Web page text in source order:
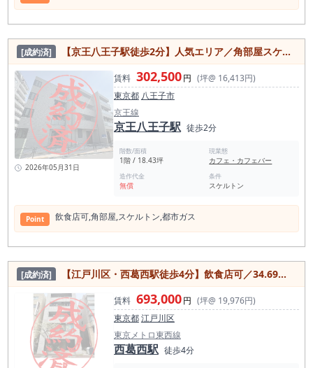
[成約済] 【京王八王子駅徒歩2分】人気エリア／角部屋スケルトン物件（18坪）
2026年05月31日
賃料 302,500円 (坪@ 16,413円)
東京都 八王子市
京王線
京王八王子駅 徒歩2分
階数/面積
1階 / 18.43坪
現業態
カフェ・カフェバー
造作代金
無償
条件
スケルトン
Point 飲⾷店可,⾓部屋,スケルトン,都市ガス
[成約済] 【江戸川区・西葛西駅徒歩4分】飲食店可／34.69坪・1フロア1テナント／フリーレント1ヶ月
賃料 693,000円 (坪@ 19,976円)
東京都江戸川区
東京メトロ東西線
西葛西駅 徒歩4分